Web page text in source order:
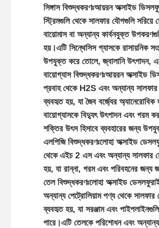
আয়রন অক্সাইড ডিসালফারাইজার
ডাইমিথাইলামিনোথাইল মেথাক্রাইলেট
মেথাক্রাইলোক্সাইথাইল ট্রাইমেথাইল
অ্যাক্রিলয়োলক্সিথাইল ট্রাইমেথাইল
অ্যানিওনিক পলিঅ্যাক্রিলামাইড
nonionic polyacrylamide
যৌগিক সার ধীর মুক্তির প্রতিরক্ষামূলক উপাদান
Cationic polyacrylamide
জেলিং এজেন্ট ফ্রেকচারিং এসিডিফিকেশন জন্য
সিঙ্গাস বিশুদ্ধকরণঃআয়রন অক্সাইড
স্ট্রিমগুলি থেকে সালফার যৌগগুলি
বায়োমাস বা অন্যান্য কার্বনযুক্ত
হয়।এটি সিন্থেসিস গ্যাসকে রাসায়নিক
উপযুক্ত করে তোলে, জ্বালানি উৎপাদন,
বায়োগ্যাস বিশুদ্ধকরণঃআয়রন অক্সাইড
প্রবাহ থেকে H2S এবং অন্যান্য
ব্যবহৃত হয়, যা জৈব বর্জ্যের
বায়োগ্যাসকে বিদ্যুৎ উৎপাদন এবং গরম
শক্তির উৎস হিসাবে ব্যবহারের জন্য
এলপিজি বিশুদ্ধকরণঃলোহা অক্সাইড
থেকে এইচ 2 এস এবং অন্যান্য সালফার
হয়, যা রান্না, গরম এবং পরিবহনের জন্য
তেল বিশুদ্ধকরণঃলোহা অক্সাইড
অন্যান্য পেট্রোলিয়াম পণ্য থেকে
ব্যবহৃত হয়, যা সরঞ্জাম এবং
পারে।এটি তেলকে পরিশোধন এবং অন্যান্য